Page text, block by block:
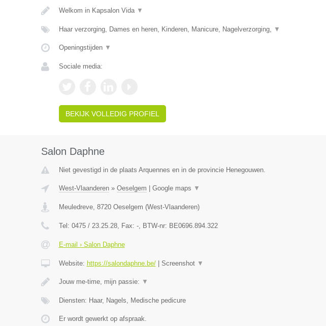
Welkom in Kapsalon Vida ▼
Haar verzorging, Dames en heren, Kinderen, Manicure, Nagelverzorging, ▼
Openingstijden ▼
Sociale media:
BEKIJK VOLLEDIG PROFIEL
Salon Daphne
Niet gevestigd in de plaats Arquennes en in de provincie Henegouwen.
West-Vlaanderen» Oeselgem Google maps ▼
Meuledreve, 8720 Oeselgem (West-Vlaanderen)
Tel: 0475 / 23.25.28, Fax: -, BTW-nr: BE0696.894.322
E-mail › Salon Daphne
Website: https://salondaphne.be/| Screenshot ▼
Jouw me-time, mijn passie: ▼
Diensten: Haar, Nagels, Medische pedicure
Er wordt gewerkt op afspraak.